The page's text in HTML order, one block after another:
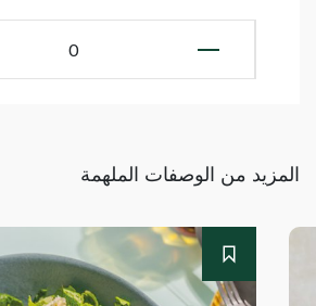
0
المزيد من الوصفات الملهمة